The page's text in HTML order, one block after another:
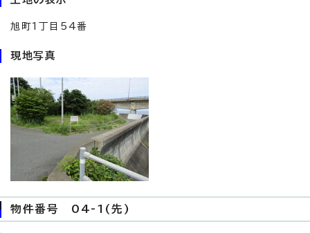
旭町1丁目54番
現地写真
物件番号 04-1(先)